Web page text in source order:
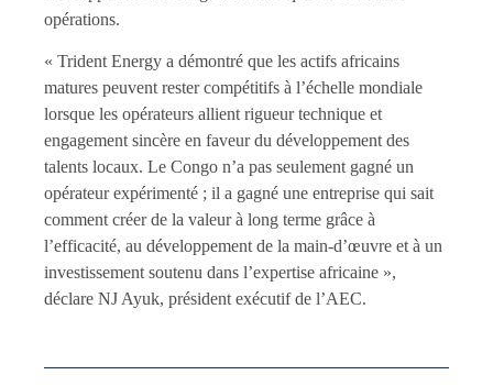
opérations.
« Trident Energy a démontré que les actifs africains
matures peuvent rester compétitifs à l’échelle mondiale
lorsque les opérateurs allient rigueur technique et
engagement sincère en faveur du développement des
talents locaux. Le Congo n’a pas seulement gagné un
opérateur expérimenté ; il a gagné une entreprise qui sait
comment créer de la valeur à long terme grâce à
l’efficacité, au développement de la main-d’œuvre et à un
investissement soutenu dans l’expertise africaine »,
déclare NJ Ayuk, président exécutif de l’AEC.